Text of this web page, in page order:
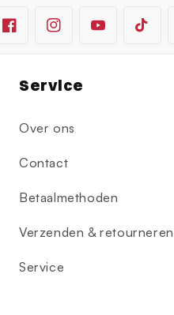
FacebookInstagramYouTubeTikTok
Service
Over ons
Contact
Betaalmethoden
Verzenden & retourneren
Service